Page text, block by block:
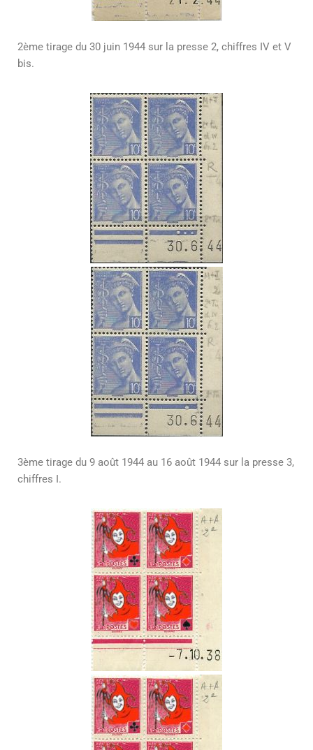
2ème tirage du 30 juin 1944 sur la presse 2, chiffres IV et V
bis.
3ème tirage du 9 août 1944 au 16 août 1944 sur la presse 3,
chiffres I.